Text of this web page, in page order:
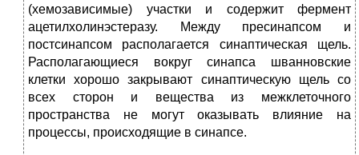
(хемозависимые) участки и содержит фермент
ацетилхолинэстеразу. Между пресинапсом и
постсинапсом располагается синаптическая щель.
Располагающиеся вокруг синапса шванновские
клетки хорошо закрывают синаптическую щель со
всех сторон и вещества из межклеточного
пространства не могут оказывать влияние на
процессы, происходящие в синапсе.